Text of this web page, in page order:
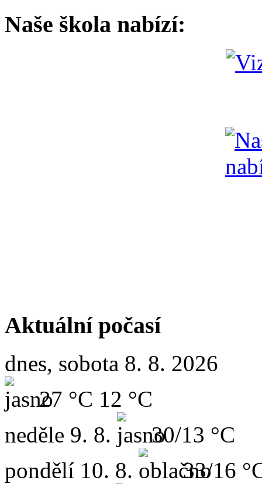
Naše škola nabízí:
Aktuální počasí
dnes, sobota 8. 8. 2026
27 °C 12 °C
neděle 9. 8.
30/13 °C
pondělí 10. 8. 33/16